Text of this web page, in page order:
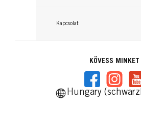
Kapcsolat
KÖVESS MINKET
Hungary